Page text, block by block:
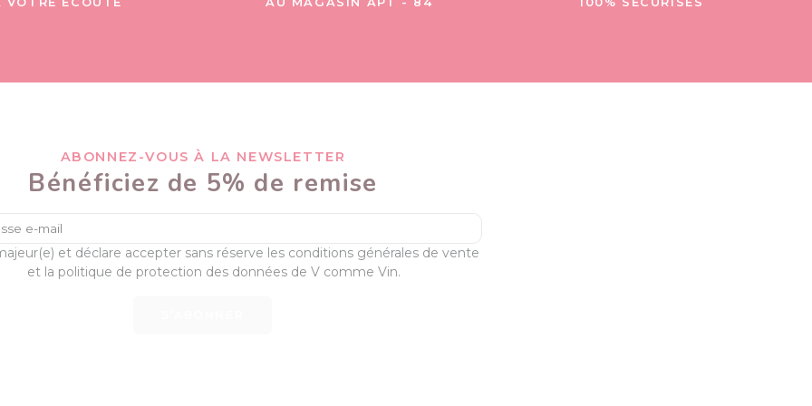
ABONNEZ-VOUS À LA NEWSLETTER
Bénéficiez de 5% de remise
et déclare accepter sans réserve les conditions générales de vente
et la politique de protection des données de V comme Vin.